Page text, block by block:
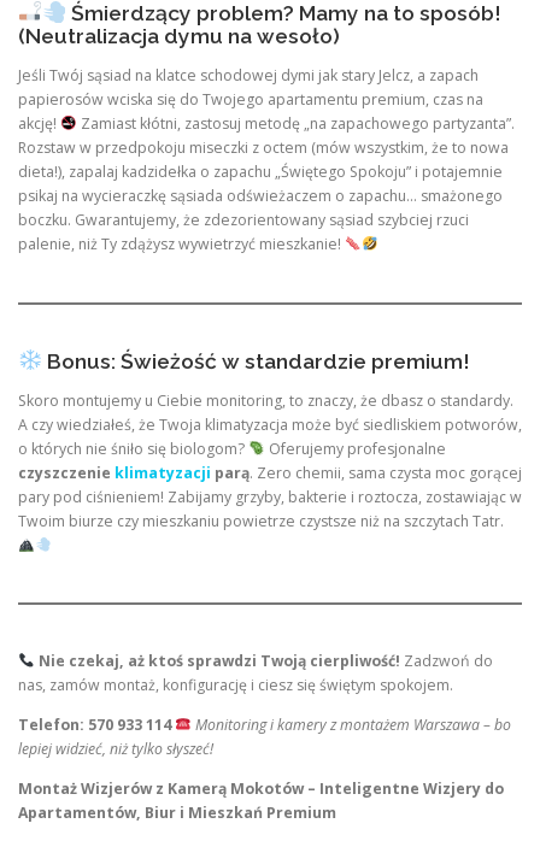
Śmierdzący problem? Mamy na to sposób!
(Neutralizacja dymu na wesoło)
Jeśli Twój sąsiad na klatce schodowej dymi jak stary Jelcz, a zapach
papierosów wciska się do Twojego apartamentu premium, czas na
akcję!
Zamiast kłótni, zastosuj metodę „na zapachowego partyzanta”.
Rozstaw w przedpokoju miseczki z octem (mów wszystkim, że to nowa
dieta!), zapalaj kadzidełka o zapachu „Świętego Spokoju” i potajemnie
psikaj na wycieraczkę sąsiada odświeżaczem o zapachu… smażonego
boczku. Gwarantujemy, że zdezorientowany sąsiad szybciej rzuci
palenie, niż Ty zdążysz wywietrzyć mieszkanie!
Bonus: Świeżość w standardzie premium!
Skoro montujemy u Ciebie monitoring, to znaczy, że dbasz o standardy.
A czy wiedziałeś, że Twoja klimatyzacja może być siedliskiem potworów,
o których nie śniło się biologom?
Oferujemy profesjonalne
czyszczenie klimatyzacji parą. Zero chemii, sama czysta moc gorącej
pary pod ciśnieniem! Zabijamy grzyby, bakterie i roztocza, zostawiając w
Twoim biurze czy mieszkaniu powietrze czystsze niż na szczytach Tatr.
Nie czekaj, aż ktoś sprawdzi Twoją cierpliwość! Zadzwoń do
nas, zamów montaż, konfigurację i ciesz się świętym spokojem.
Telefon: 570 933 114
Monitoring i kamery z montażem Warszawa – bo
lepiej widzieć, niż tylko słyszeć!
Montaż Wizjerów z Kamerą Mokotów – Inteligentne Wizjery do
Apartamentów, Biur i Mieszkań Premium